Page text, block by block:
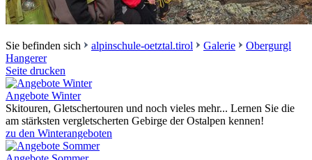
Sie befinden sich alpinschule-oetztal.tirol Galerie
Obergurgl
Hangerer
Seite drucken
Angebote Winter
Skitouren, Gletschertouren und noch vieles mehr... Lernen Sie die
am stärksten vergletscherten Gebirge der Ostalpen kennen!
zu den Winterangeboten